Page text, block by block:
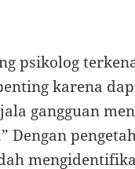
psikolog
karena
gangguan
Dengan